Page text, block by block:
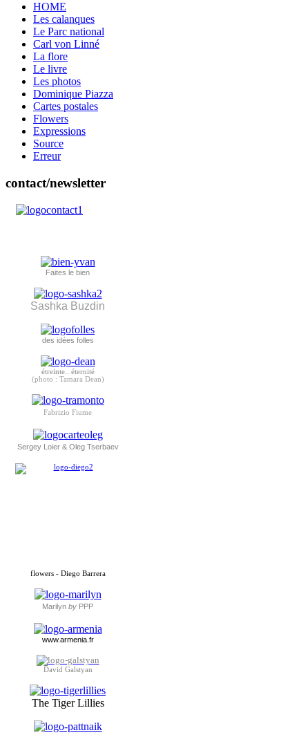
HOME
Les calanques
Le Parc national
Carl von Linné
La flore
Le livre
Les photos
Dominique Piazza
Cartes postales
Flowers
Expressions
Source
Erreur
contact/newsletter
Faites le bien
Sashka Buzdin
des idées folles
étreinte.. éternité
(photo : Tamara Dean)
Fabrizio Fiume
Sergey Loier & Oleg Tserbaev
flowers - Diego Barrera
Marilyn by PPP
www.armenia.fr
David Galstyan
The Tiger Lillies